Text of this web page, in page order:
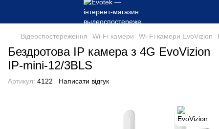
Відеоспостереження Wi-Fi камери Wi-Fi камери EvoVizion
Бездротова IP камера з 4G EvoVizion
IP-mini-12/3BLS
Артикул: 4122 Написати відгук